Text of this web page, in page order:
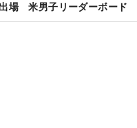
場 米男子リーダーボード